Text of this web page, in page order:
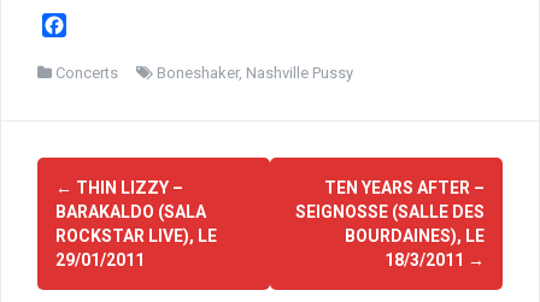
c
k
Concerts Boneshaker, Nashville Pussy
Navigation
d'article
← THIN LIZZY –
BARAKALDO (SALA
ROCKSTAR LIVE), LE
29/01/2011
TEN YEARS AFTER –
SEIGNOSSE (SALLE DES
BOURDAINES), LE
18/3/2011 →